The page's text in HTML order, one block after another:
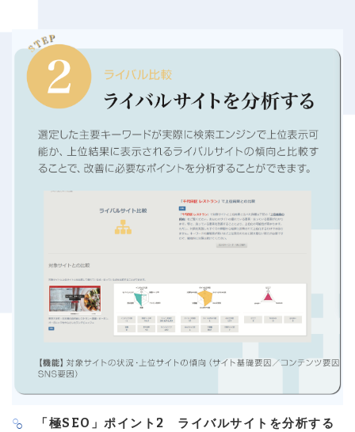
「極SEO」ポイント2 ライバルサイトを分析する